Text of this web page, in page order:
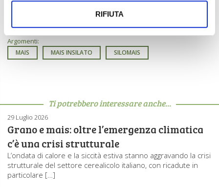
RIFIUTA
L’articolo completo è disponibile per gli abbonati anche
Argomenti:
MAIS MAIS INSILATO SILOMAIS
Ti potrebbero interessare anche...
29 Luglio 2026
Grano e mais: oltre l’emergenza climatica
c’è una crisi strutturale
L’ondata di calore e la siccità estiva stanno aggravando la crisi
strutturale del settore cerealicolo italiano, con ricadute in
particolare […]